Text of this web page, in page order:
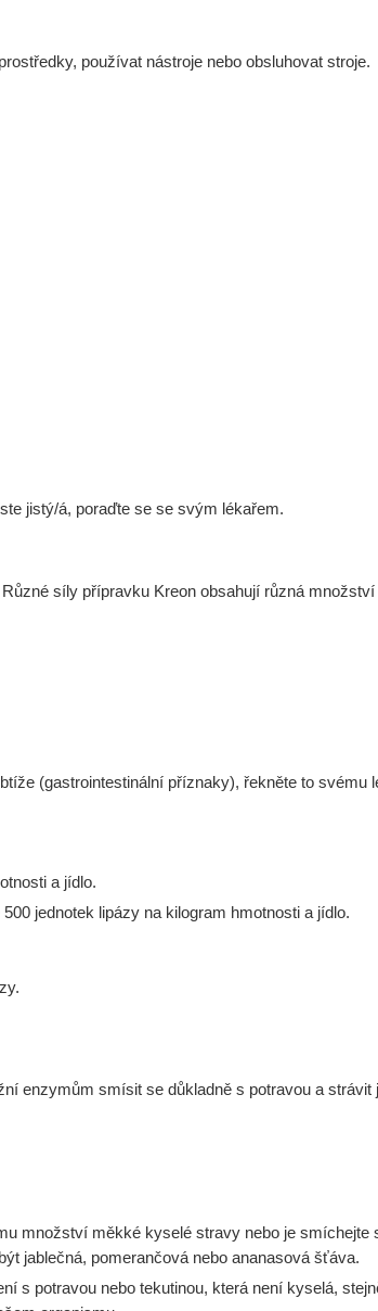
používat nástroje nebo obsluhovat stroje.
jistý/á, poraďte se se svým lékařem.
síly přípravku Kreon obsahují různá množství
(gastrointestinální příznaky), řekněte to svému
a jídlo.
jednotek lipázy na kilogram hmotnosti a jídlo.
enzymům smísit se důkladně s potravou a strávit
množství měkké kyselé stravy nebo je smíchejte
jablečná, pomerančová nebo ananasová šťáva.
s potravou nebo tekutinou, která není kyselá,